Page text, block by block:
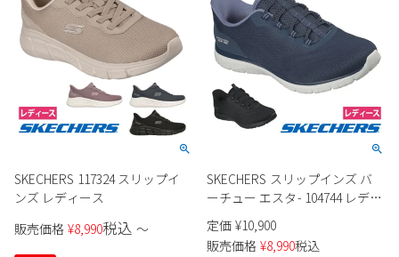
営業日カレンダー
休業日 お問い合わせ窓口休業日
2026 年8月
日 月 火 木
土
1
9
10 11 13 14
15
23
24 25 27 28
SKECHERS 117324 スリップイ
ンズ レディース
販売価格 ¥8,990税込 〜
SKECHERS スリップインズ バ
ーチュー エスタ- 104744 レディ
ース
定価 ¥10,900
販売価格 ¥8,990税込